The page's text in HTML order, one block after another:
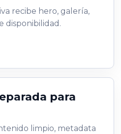
recibe hero, galería,
disponibilidad.
para
limpio, metadata